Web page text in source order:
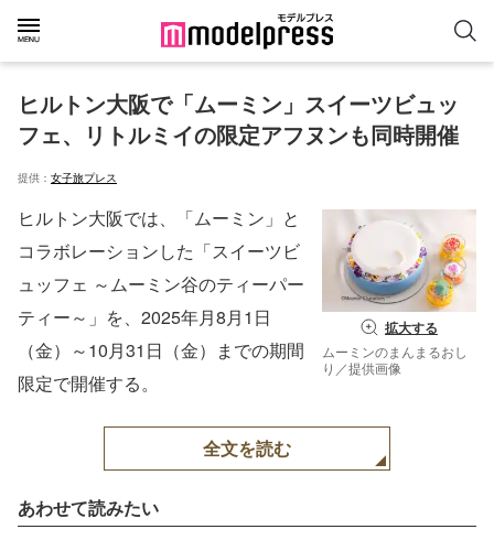
ヒルトン大阪で「ムーミン」スイーツビュッ
フェ、リトルミイの限定アフヌンも同時開催
提供： 女子旅プレス
拡大する
ムーミンのまんまるおし
り／提供画像
ヒルトン大阪では、「ムーミン」と
コラボレーションした「スイーツビ
ュッフェ ～ムーミン谷のティーパー
ティー～」を、2025年月8月1日
（金）～10月31日（金）までの期間
限定で開催する。
全文を読む
あわせて読みたい